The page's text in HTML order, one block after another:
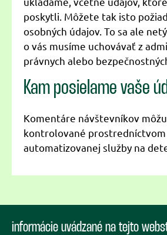
poskytli. Môžete tak isto
osobných údajov. To sa ale
o vás musíme uchovávať z
právnych alebo
Kam posielame vaše
Komentáre návštevníkov
kontrolované prostredníctvom
automatizovanej služby na
informácie uvádzané na tejto